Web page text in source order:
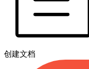
创建文档